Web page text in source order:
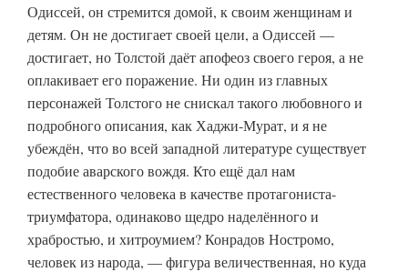
Одиссей, он стремится домой, к своим женщинам и
детям. Он не достигает своей цели, а Одиссей —
достигает, но Толстой даёт апофеоз своего героя, а не
оплакивает его поражение. Ни один из главных
персонажей Толстого не снискал такого любовного и
подробного описания, как Хаджи-Мурат, и я не
убеждён, что во всей западной литературе существует
подобие аварского вождя. Кто ещё дал нам
естественного человека в качестве протагониста-
триумфатора, одинаково щедро наделённого и
храбростью, и хитроумием? Конрадов Ностромо,
человек из народа, — фигура величественная, но куда